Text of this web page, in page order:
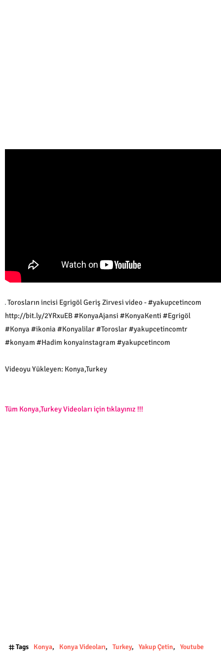
Torosların incisi Egrigöl Geriş Zirvesi video - #yakupcetincom
http://bit.ly/2YRxuEB #KonyaAjansi #KonyaKenti #Egrigöl
#Konya #ikonia #Konyalilar #Toroslar #yakupcetincomtr
#konyam #Hadim konyainstagram #yakupcetincom
Videoyu Yükleyen: Konya,Turkey
Tüm Konya,Turkey Videoları için tıklayınız !!!
Tags Konya Konya Videoları Turkey Yakup Çetin Youtube